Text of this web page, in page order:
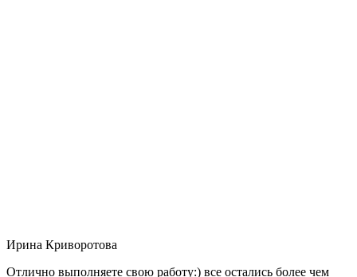
Ирина Криворотова
Отлично выполняете свою работу:) все остались более чем